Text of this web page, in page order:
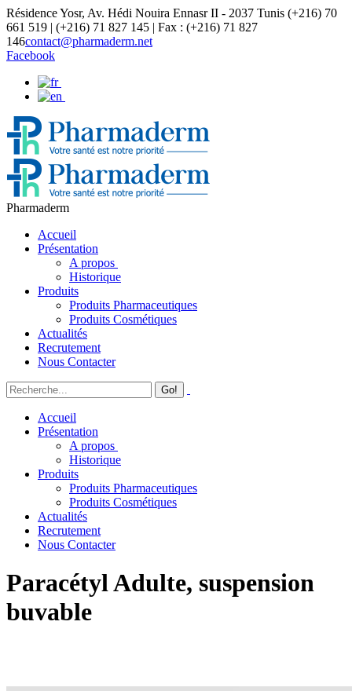
Résidence Yosr, Av. Hédi Nouira Ennasr II - 2037 Tunis (+216) 70
661 519 | (+216) 71 827 145 | Fax : (+216) 71 827
146contact@pharmaderm.net
Facebook
Pharmaderm
Accueil
Présentation
A propos
Historique
Produits
Produits Pharmaceutiques
Produits Cosmétiques
Actualités
Recrutement
Nous Contacter
Accueil
Présentation
A propos
Historique
Produits
Produits Pharmaceutiques
Produits Cosmétiques
Actualités
Recrutement
Nous Contacter
Paracétyl Adulte, suspension
buvable